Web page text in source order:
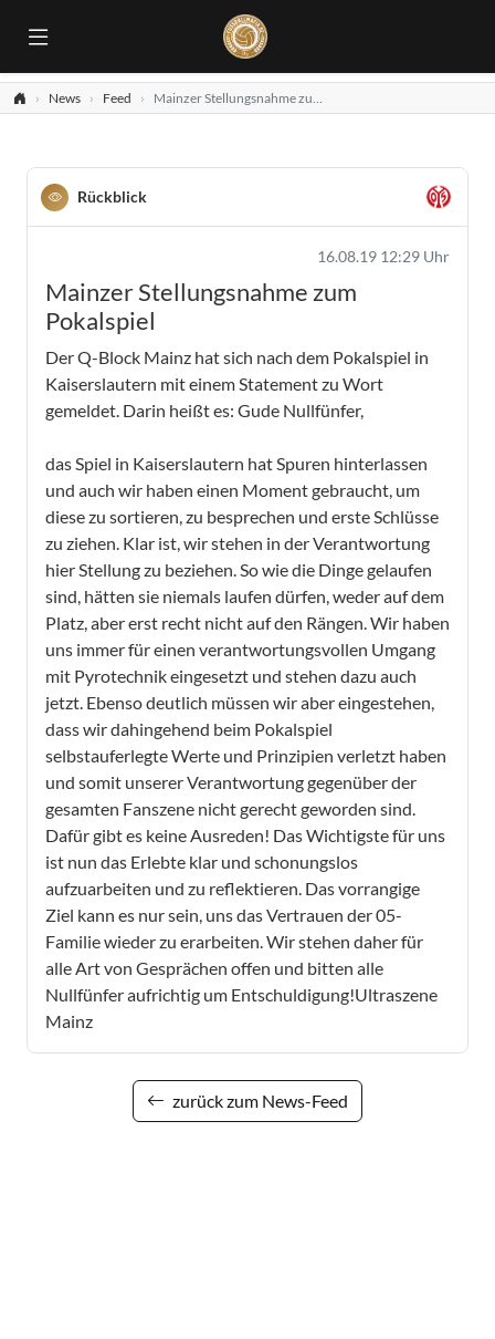
News Feed Mainzer Stellungsnahme zum Pokalspiel
Rückblick
16.08.19 12:29 Uhr
Mainzer Stellungsnahme zum
Pokalspiel
Der Q-Block Mainz hat sich nach dem Pokalspiel in
Kaiserslautern mit einem Statement zu Wort
gemeldet. Darin heißt es: Gude Nullfünfer,
das Spiel in Kaiserslautern hat Spuren hinterlassen
und auch wir haben einen Moment gebraucht, um
diese zu sortieren, zu besprechen und erste Schlüsse
zu ziehen. Klar ist, wir stehen in der Verantwortung
hier Stellung zu beziehen. So wie die Dinge gelaufen
sind, hätten sie niemals laufen dürfen, weder auf dem
Platz, aber erst recht nicht auf den Rängen. Wir haben
uns immer für einen verantwortungsvollen Umgang
mit Pyrotechnik eingesetzt und stehen dazu auch
jetzt. Ebenso deutlich müssen wir aber eingestehen,
dass wir dahingehend beim Pokalspiel
selbstauferlegte Werte und Prinzipien verletzt haben
und somit unserer Verantwortung gegenüber der
gesamten Fanszene nicht gerecht geworden sind.
Dafür gibt es keine Ausreden! Das Wichtigste für uns
ist nun das Erlebte klar und schonungslos
aufzuarbeiten und zu reflektieren. Das vorrangige
Ziel kann es nur sein, uns das Vertrauen der 05-
Familie wieder zu erarbeiten. Wir stehen daher für
alle Art von Gesprächen offen und bitten alle
Nullfünfer aufrichtig um Entschuldigung!Ultraszene
Mainz
zurück zum News-Feed